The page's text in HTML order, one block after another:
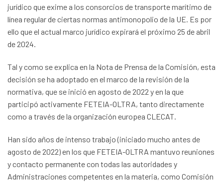
jurídico que exime a los consorcios de transporte marítimo de
línea regular de ciertas normas antimonopolio de la UE. Es por
ello que el actual marco jurídico expirará el próximo 25 de abril
de 2024.
Tal y como se explica en la Nota de Prensa de la Comisión, esta
decisión se ha adoptado en el marco de la revisión de la
normativa, que se inició en agosto de 2022 y en la que
participó activamente FETEIA-OLTRA, tanto directamente
como a través de la organización europea CLECAT.
Han sido años de intenso trabajo (iniciado mucho antes de
agosto de 2022) en los que FETEIA-OLTRA mantuvo reuniones
y contacto permanente con todas las autoridades y
Administraciones competentes en la materia, como Comisión